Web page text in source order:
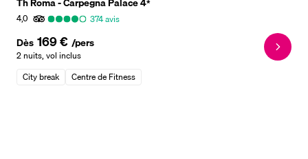
*
4,0
374avis
Dès 169 € /pers
2 nuits, vol inclus
City break
Centre de Fitness